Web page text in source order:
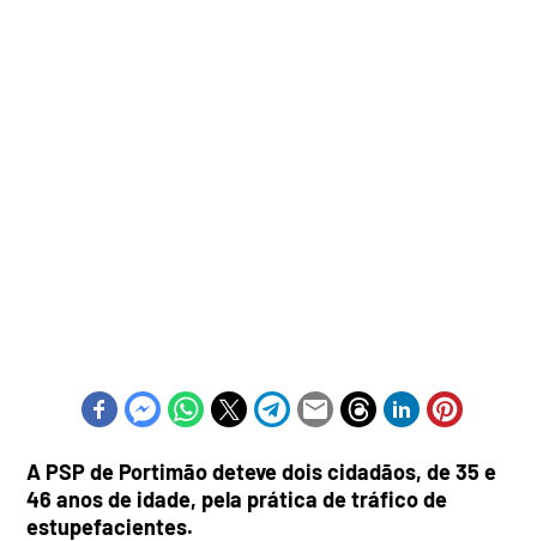
A PSP de Portimão deteve dois cidadãos, de 35 e
46 anos de idade, pela prática de tráfico de
estupefacientes.